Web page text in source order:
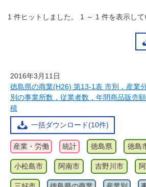
1 件ヒットしました。 1 ～ 1 件を表示して
2016年3月11日
徳島県の商業(H26) 第13-1表 市別，産業
別の事業所数，従業者数，年間商品販売
積
一括ダウンロード(10件)
産業・労働 統計 徳島県 徳島
小松島市 阿南市 吉野川市